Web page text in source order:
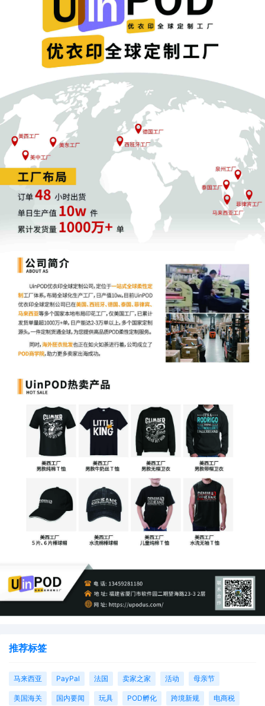
推荐标签
马来西亚 PayPal 法国 卖家之家 活动 母亲节
美国海关 国内要闻 玩具 POD孵化 跨境新规 电商税